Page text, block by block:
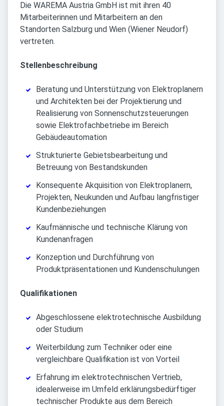
Die WAREMA Austria GmbH ist mit ihren 40
Mitarbeiterinnen und Mitarbeitern an den
Standorten Salzburg und Wien (Wiener Neudorf)
vertreten.
Stellenbeschreibung
Beratung und Unterstützung von Elektroplanern
und Architekten bei der Projektierung und
Realisierung von Sonnenschutzsteuerungen
sowie Elektrofachbetriebe im Bereich
Gebäudeautomation
Strukturierte Gebietsbearbeitung und
Betreuung von Bestandskunden
Konsequente Akquisition von Elektroplanern,
Projekten, Neukunden und Aufbau langfristiger
Kundenbeziehungen
Kaufmännische und technische Klärung von
Kundenanfragen
Konzeption und Durchführung von
Produktpräsentationen und Kundenschulungen
Qualifikationen
Abgeschlossene elektrotechnische Ausbildung
oder Studium
Weiterbildung zum Techniker oder eine
vergleichbare Qualifikation ist von Vorteil
Erfahrung im elektrotechnischen Vertrieb,
idealerweise im Umfeld erklärungsbedürftiger
technischer Produkte aus dem Bereich